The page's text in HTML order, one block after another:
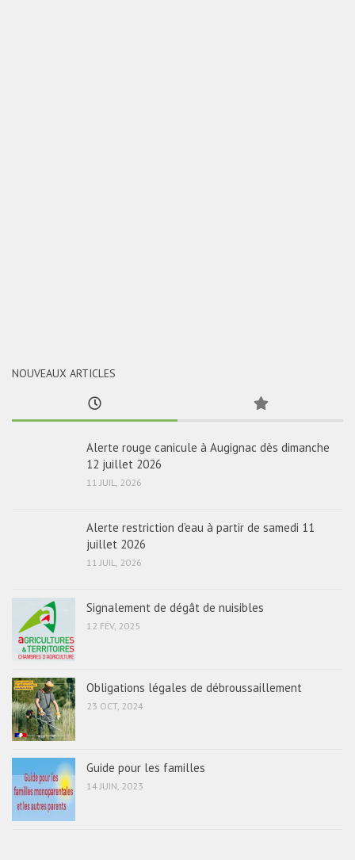
NOUVEAUX ARTICLES
Alerte rouge canicule à Augignac dès dimanche
12 juillet 2026
11 JUIL, 2026
Alerte restriction d’eau à partir de samedi 11
juillet 2026
11 JUIL, 2026
Signalement de dégât de nuisibles
12 FÉV, 2025
Obligations légales de débroussaillement
23 OCT, 2024
Guide pour les familles
14 JUIN, 2023